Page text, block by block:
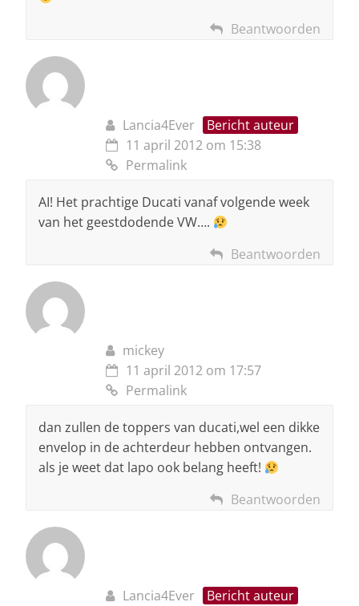
Beantwoorden
Lancia4Ever
Bericht auteur
11 april 2012 om 15:38
Permalink
AI! Het prachtige Ducati vanaf volgende week
van het geestdodende VW….
Beantwoorden
mickey
11 april 2012 om 17:57
Permalink
dan zullen de toppers van ducati,wel een dikke
envelop in de achterdeur hebben ontvangen.
als je weet dat lapo ook belang heeft!
Beantwoorden
Lancia4Ever
Bericht auteur